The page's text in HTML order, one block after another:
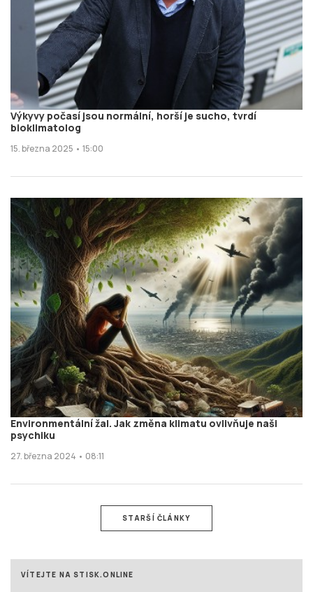
Výkyvy počasí jsou normální, horší je sucho, tvrdí
bioklimatolog
15. března 2025 • 15:00
Environmentální žal. Jak změna klimatu ovlivňuje naši
psychiku
27. března 2024 • 08:11
STARŠÍ ČLÁNKY
VÍTEJTE NA STISK.ONLINE